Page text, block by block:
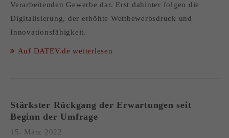
Verarbeitenden Gewerbe dar. Erst dahinter folgen die
Digitalisierung, der erhöhte Wettbewerbsdruck und
Innovationsfähigkeit.
Auf DATEV.de weiterlesen
Stärkster Rückgang der Erwartungen seit
Beginn der Umfrage
15. März 2022